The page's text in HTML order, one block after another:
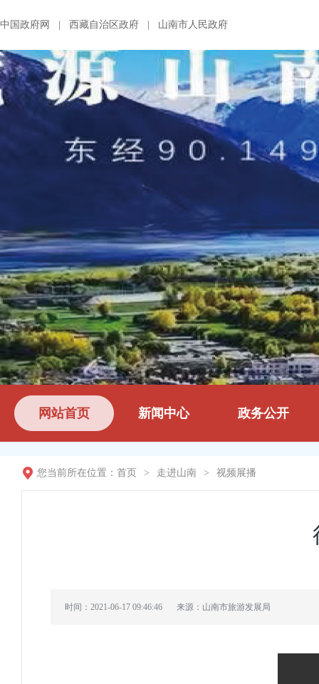
中国政府网 西藏自治区政府 山南市人民政府
网站首页 新闻中心 政务公开
您当前所在位置： 首页 > 走进山南 > 视频展播
时间：2021-06-17 09:46:46 来源：山南市旅游发展局